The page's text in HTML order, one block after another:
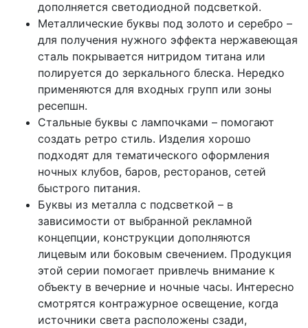
дополняется светодиодной подсветкой.
Металлические буквы под золото и серебро –
для получения нужного эффекта нержавеющая
сталь покрывается нитридом титана или
полируется до зеркального блеска. Нередко
применяются для входных групп или зоны
ресепшн.
Стальные буквы с лампочками – помогают
создать ретро стиль. Изделия хорошо
подходят для тематического оформления
ночных клубов, баров, ресторанов, сетей
быстрого питания.
Буквы из металла с подсветкой – в
зависимости от выбранной рекламной
концепции, конструкции дополняются
лицевым или боковым свечением. Продукция
этой серии помогает привлечь внимание к
объекту в вечерние и ночные часы. Интересно
смотрятся контражурное освещение, когда
источники света расположены сзади,